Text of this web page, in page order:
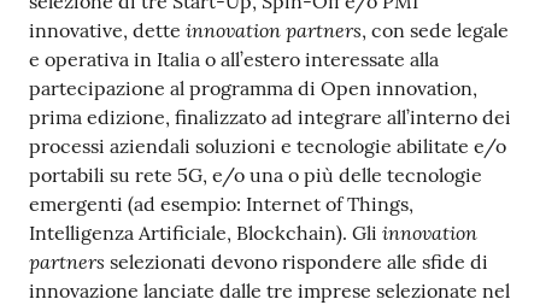
innovative, dette innovation partners, con sede legale
e operativa in Italia o all’estero interessate alla
partecipazione al programma di Open innovation,
prima edizione, finalizzato ad integrare all’interno dei
processi aziendali soluzioni e tecnologie abilitate e/o
portabili su rete 5G, e/o una o più delle tecnologie
emergenti (ad esempio: Internet of Things,
Intelligenza Artificiale, Blockchain). Gli innovation
partners selezionati devono rispondere alle sfide di
innovazione lanciate dalle tre imprese selezionate nel